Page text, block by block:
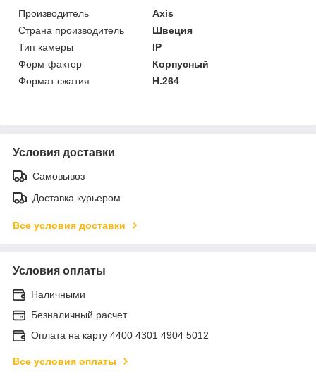
Производитель
Axis
Страна производитель
Швеция
Тип камеры
IP
Форм-фактор
Корпусный
Формат сжатия
H.264
Условия доставки
Самовывоз
Доставка курьером
Все условия доставки
Условия оплаты
Наличными
Безналичный расчет
Оплата на карту 4400 4301 4904 5012
Все условия оплаты